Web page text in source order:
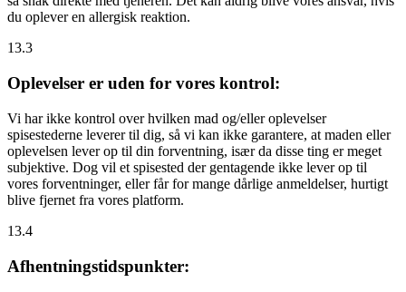
du oplever en allergisk reaktion.
13.3
Oplevelser er uden for vores kontrol:
Vi har ikke kontrol over hvilken mad og/eller oplevelser
spisestederne leverer til dig, så vi kan ikke garantere, at maden eller
oplevelsen lever op til din forventning, især da disse ting er meget
subjektive. Dog vil et spisested der gentagende ikke lever op til
vores forventninger, eller får for mange dårlige anmeldelser, hurtigt
blive fjernet fra vores platform.
13.4
Afhentningstidspunkter: